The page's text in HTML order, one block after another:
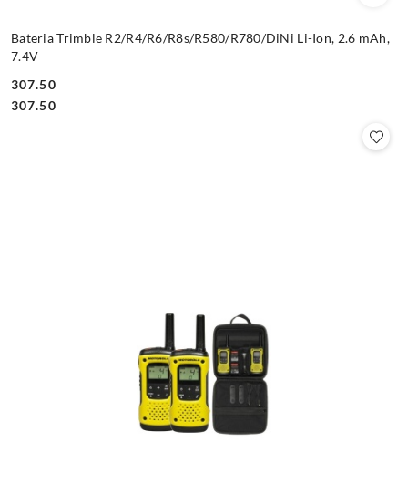
Bateria Trimble R2/R4/R6/R8s/R580/R780/DiNi Li-Ion, 2.6 mAh,
7.4V
Cena:
307.50
Cena:
307.50